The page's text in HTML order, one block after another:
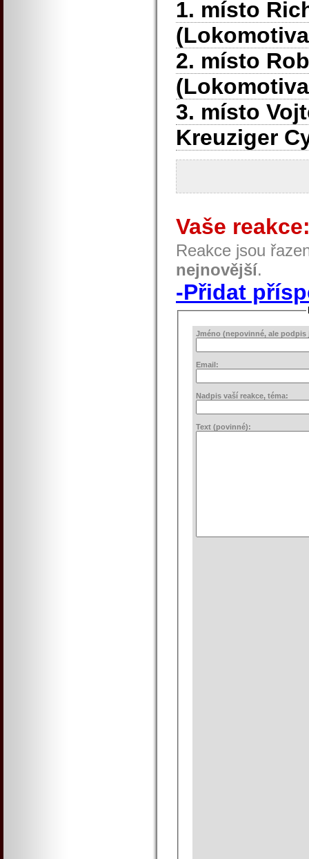
1. místo
2. místo
3. místo
Kreuziger
Vaše
Reakce jsou
nejnovější.
-Přidat
Jméno (nepovinné, ale podpis
Email:
Nadpis vaší reakce, téma:
Text (povinné):